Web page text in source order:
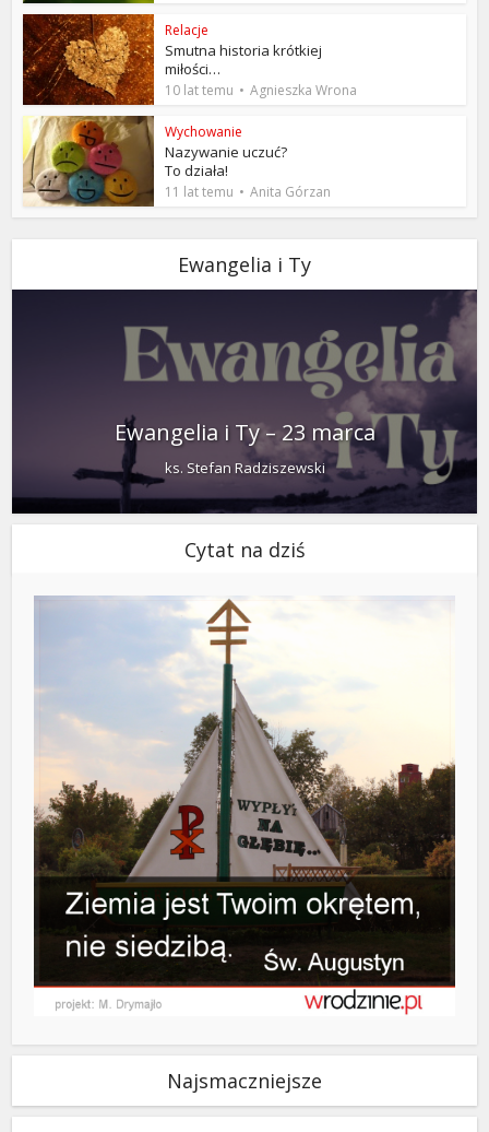
Relacje
Smutna historia krótkiej
miłości…
10 lat temu Agnieszka Wrona
Wychowanie
Nazywanie uczuć?
To działa!
11 lat temu Anita Górzan
Ewangelia i Ty
Ewangelia i Ty – 23 marca
ks. Stefan Radziszewski
Cytat na dziś
Najsmaczniejsze